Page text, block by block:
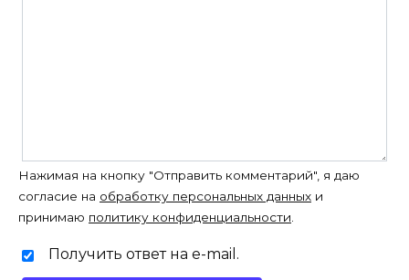
Нажимая на кнопку "Отправить комментарий", я даю
согласие на обработку персональных данных и
принимаю политику конфиденциальности.
Получить ответ на e-mail.